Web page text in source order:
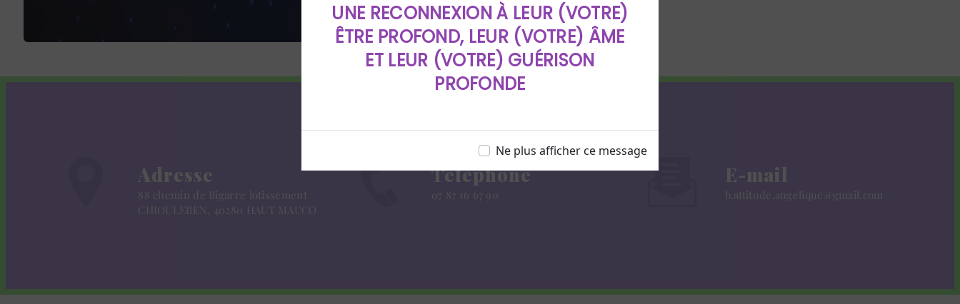
UNE RECONNEXION À LEUR (VOTRE)
ÊTRE PROFOND, LEUR (VOTRE) ÂME
ET LEUR (VOTRE) GUÉRISON
PROFONDE
Ne plus afficher ce message
Adresse
88 chemin de Bigarre lotissement
CHIOULEBEN, 40280 HAUT MAUCO
Téléphone
07 87 16 67 90
E-mail
b.attitude.angelique@gmail.com